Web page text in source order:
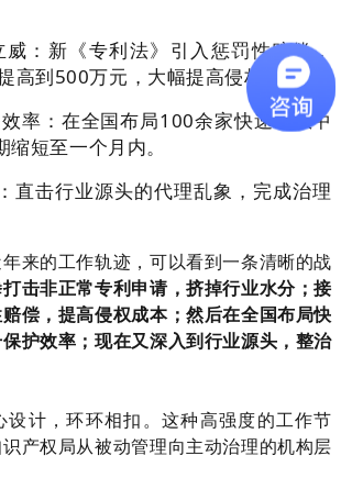
：新《专利法》引入惩罚性赔偿，
高到500万元，大幅提高侵权成本。
率：在全国布局100余家快速维权中
短至一个月内。
直击行业源头的代理乱象，完成治理
来的工作轨迹，可以看到一条清晰的战
击非正常专利申请，挤掉行业水分；接
偿，提高侵权成本；然后在全国布局快
护效率；现在又深入到行业源头，整治
设计，环环相扣。这种高强度的工作节
产权局从被动管理向主动治理的机构层